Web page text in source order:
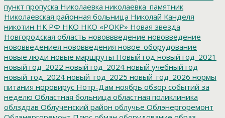
пункт пропуска Николаевка николаевка_памятник
Николаевская районная больница Николай Канделя
никотин НК РФ НКО НКО «РОКР» Новая звезда
Новгородская область нововвведение нововведение
нововведениея нововведения новое_оборудование
новые люди новые маршруты Новый год новый год_2021
новый год_2022 новый год_2024 новый учебный год
новый_год_2024 новый_год_2025 новый_год_2026 нормы
питания норовирус Нотр-Дам ноябрь обзор событий за
неделю Областная больница областная поликлиника
облздрав Облученский район облучье Облэнергоремонт